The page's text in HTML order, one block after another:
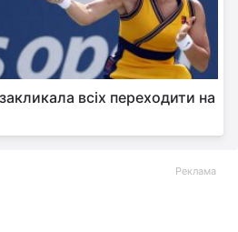
всіх переходити на
Реклама